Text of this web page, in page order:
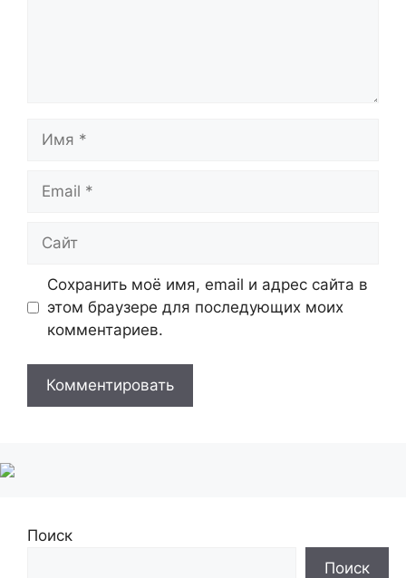
Сохранить моё имя, email и адрес сайта в
этом браузере для последующих моих
комментариев.
Поиск
Поиск